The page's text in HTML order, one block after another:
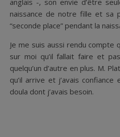
naissance de notre fille et sa
“seconde place” pendant la
Je me suis aussi rendu compte
sur moi qu’il fallait faire et
quelqu’un d’autre en plus. M.
qu’il arrive et j’avais confiance
doula dont j’avais besoin.